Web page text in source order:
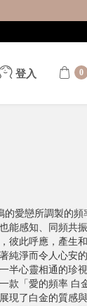
登入 0
的愛戀所調製的頻
能感知、同頻共
彼此呼應，產生
純淨而令人心安的
半心靈相通的珍
款「愛的頻率 白
現了白金的質感與